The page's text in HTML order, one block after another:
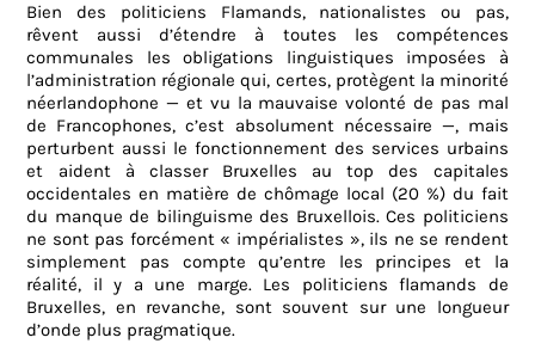
Bien des politiciens Flamands, nationalistes ou pas,
rêvent aussi d’étendre à toutes les compétences
communales les obligations linguistiques imposées à
l’administration régionale qui, certes, protègent la minorité
néerlandophone — et vu la mauvaise volonté de pas mal
de Francophones, c’est absolument nécessaire —, mais
perturbent aussi le fonctionnement des services urbains
et aident à classer Bruxelles au top des capitales
occidentales en matière de chômage local (20 %) du fait
du manque de bilinguisme des Bruxellois. Ces politiciens
ne sont pas forcément « impérialistes », ils ne se rendent
simplement pas compte qu’entre les principes et la
réalité, il y a une marge. Les politiciens flamands de
Bruxelles, en revanche, sont souvent sur une longueur
d’onde plus pragmatique.